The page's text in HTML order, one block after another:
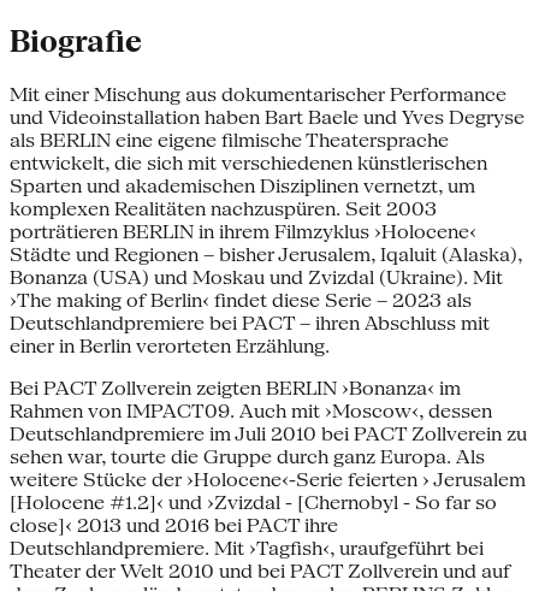
Biografie
Mit einer Mischung aus dokumentarischer Performance
und Videoinstallation haben Bart Baele und Yves Degryse
als BERLIN eine eigene filmische Theatersprache
entwickelt, die sich mit verschiedenen künstlerischen
Sparten und akademischen Disziplinen vernetzt, um
komplexen Realitäten nachzuspüren. Seit 2003
porträtieren BERLIN in ihrem Filmzyklus ›Holocene‹
Städte und Regionen – bisher Jerusalem, Iqaluit (Alaska),
Bonanza (USA) und Moskau und Zvizdal (Ukraine). Mit
›The making of Berlin‹ findet diese Serie – 2023 als
Deutschlandpremiere bei PACT – ihren Abschluss mit
einer in Berlin verorteten Erzählung.
Bei PACT Zollverein zeigten BERLIN ›Bonanza‹ im
Rahmen von IMPACT09. Auch mit ›Moscow‹, dessen
Deutschlandpremiere im Juli 2010 bei PACT Zollverein zu
sehen war, tourte die Gruppe durch ganz Europa. Als
weitere Stücke der ›Holocene‹-Serie feierten › Jerusalem
[Holocene #1.2]‹ und ›Zvizdal - [Chernobyl - So far so
close]‹ 2013 und 2016 bei PACT ihre
Deutschlandpremiere. Mit ›Tagfish‹, uraufgeführt bei
Theater der Welt 2010 und bei PACT Zollverein und auf